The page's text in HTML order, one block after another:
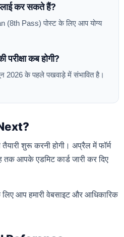
कर सकते हैं?
(8th Pass) पोस्ट के लिए आप योग्य
परीक्षा कब होगी?
2026 के पहले पखवाड़े में संभावित है।
शुरू करनी होगी। अप्रैल में फॉर्म
तक आपके एडमिट कार्ड जारी कर दिए
आप हमारी वेबसाइट और आधिकारिक